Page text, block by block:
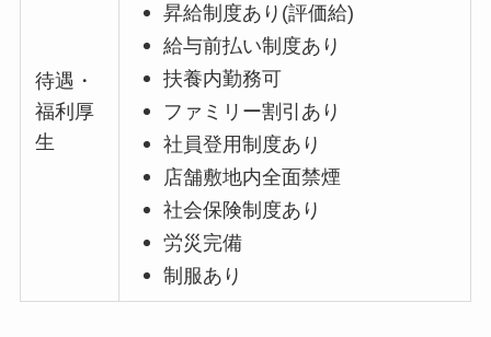
待遇・
福利厚
生
昇給制度あり(評価給)
給与前払い制度あり
扶養内勤務可
ファミリー割引あり
社員登用制度あり
店舗敷地内全面禁煙
社会保険制度あり
労災完備
制服あり